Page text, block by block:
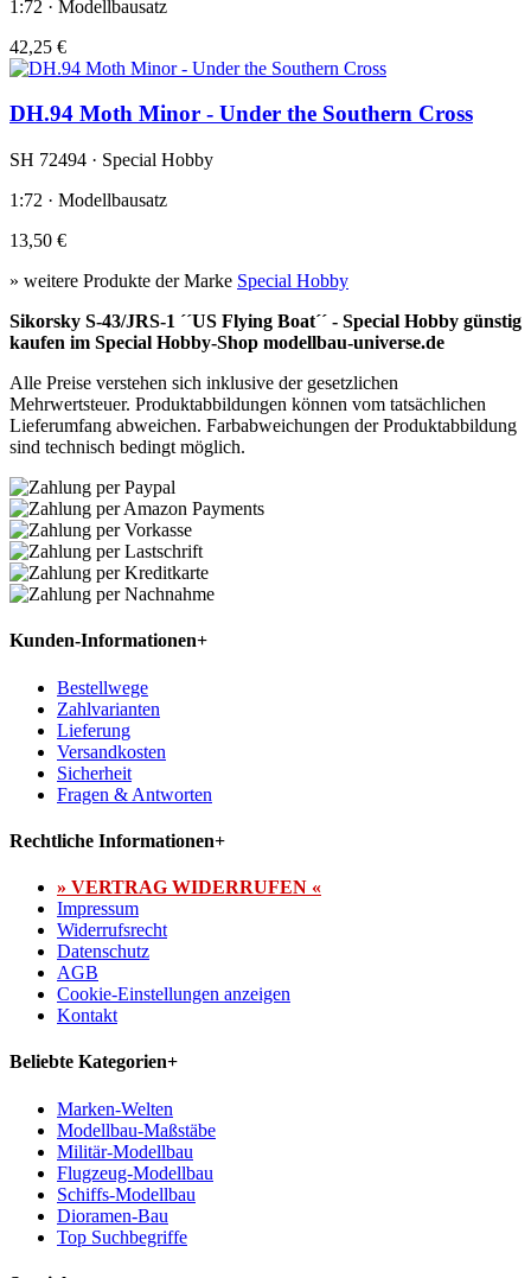
1:72 · Modellbausatz
42,25 €
DH.94 Moth Minor - Under the Southern Cross
SH 72494 · Special Hobby
1:72 · Modellbausatz
13,50 €
» weitere Produkte der Marke Special Hobby
Sikorsky S-43/JRS-1 ´´US Flying Boat´´ - Special Hobby günstig
kaufen im Special Hobby-Shop modellbau-universe.de
Alle Preise verstehen sich inklusive der gesetzlichen
Mehrwertsteuer. Produktabbildungen können vom tatsächlichen
Lieferumfang abweichen. Farbabweichungen der Produktabbildung
sind technisch bedingt möglich.
Kunden-Informationen+
Bestellwege
Zahlvarianten
Lieferung
Versandkosten
Sicherheit
Fragen & Antworten
Rechtliche Informationen+
» VERTRAG WIDERRUFEN «
Impressum
Widerrufsrecht
Datenschutz
AGB
Cookie-Einstellungen anzeigen
Kontakt
Beliebte Kategorien+
Marken-Welten
Modellbau-Maßstäbe
Militär-Modellbau
Flugzeug-Modellbau
Schiffs-Modellbau
Dioramen-Bau
Top Suchbegriffe